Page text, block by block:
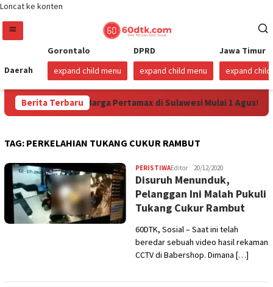
Loncat ke konten
Daerah
Gorontalo
expand child menu
DPRD
expand child menu
Jawa Timur
expand child
Berita Terbaru
Turunkan Harga Pertamax di Sulawesi Mulai 1 Agustus
TAG: PERKELAHIAN TUKANG CUKUR RAMBUT
PERISTIWAEditor 20/12/2020
Disuruh Menunduk,
Pelanggan Ini Malah Pukuli
Tukang Cukur Rambut
60DTK, Sosial – Saat ini telah
beredar sebuah video hasil rekaman
CCTV di Babershop. Dimana […]